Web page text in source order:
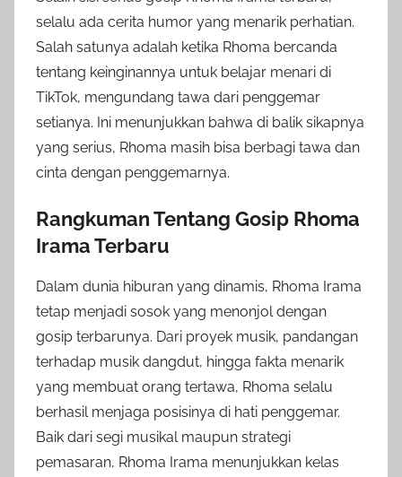
selalu ada cerita humor yang menarik perhatian.
Salah satunya adalah ketika Rhoma bercanda
tentang keinginannya untuk belajar menari di
TikTok, mengundang tawa dari penggemar
setianya. Ini menunjukkan bahwa di balik sikapnya
yang serius, Rhoma masih bisa berbagi tawa dan
cinta dengan penggemarnya.
Rangkuman Tentang Gosip Rhoma
Irama Terbaru
Dalam dunia hiburan yang dinamis, Rhoma Irama
tetap menjadi sosok yang menonjol dengan
gosip terbarunya. Dari proyek musik, pandangan
terhadap musik dangdut, hingga fakta menarik
yang membuat orang tertawa, Rhoma selalu
berhasil menjaga posisinya di hati penggemar.
Baik dari segi musikal maupun strategi
pemasaran, Rhoma Irama menunjukkan kelas